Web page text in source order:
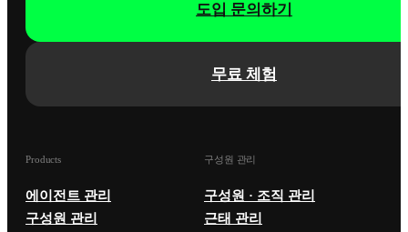
무료 체험
도입 문의하기
Products
에이전트 관리
구성원 관리
구성원 관리
구성원 · 조직 관리
근태 관리